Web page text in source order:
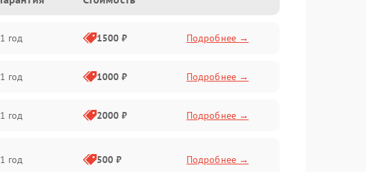
1 год 1500 ₽ Подробнее →
1 год 1000 ₽ Подробнее →
1 год 2000 ₽ Подробнее →
1 год 500 ₽ Подробнее →